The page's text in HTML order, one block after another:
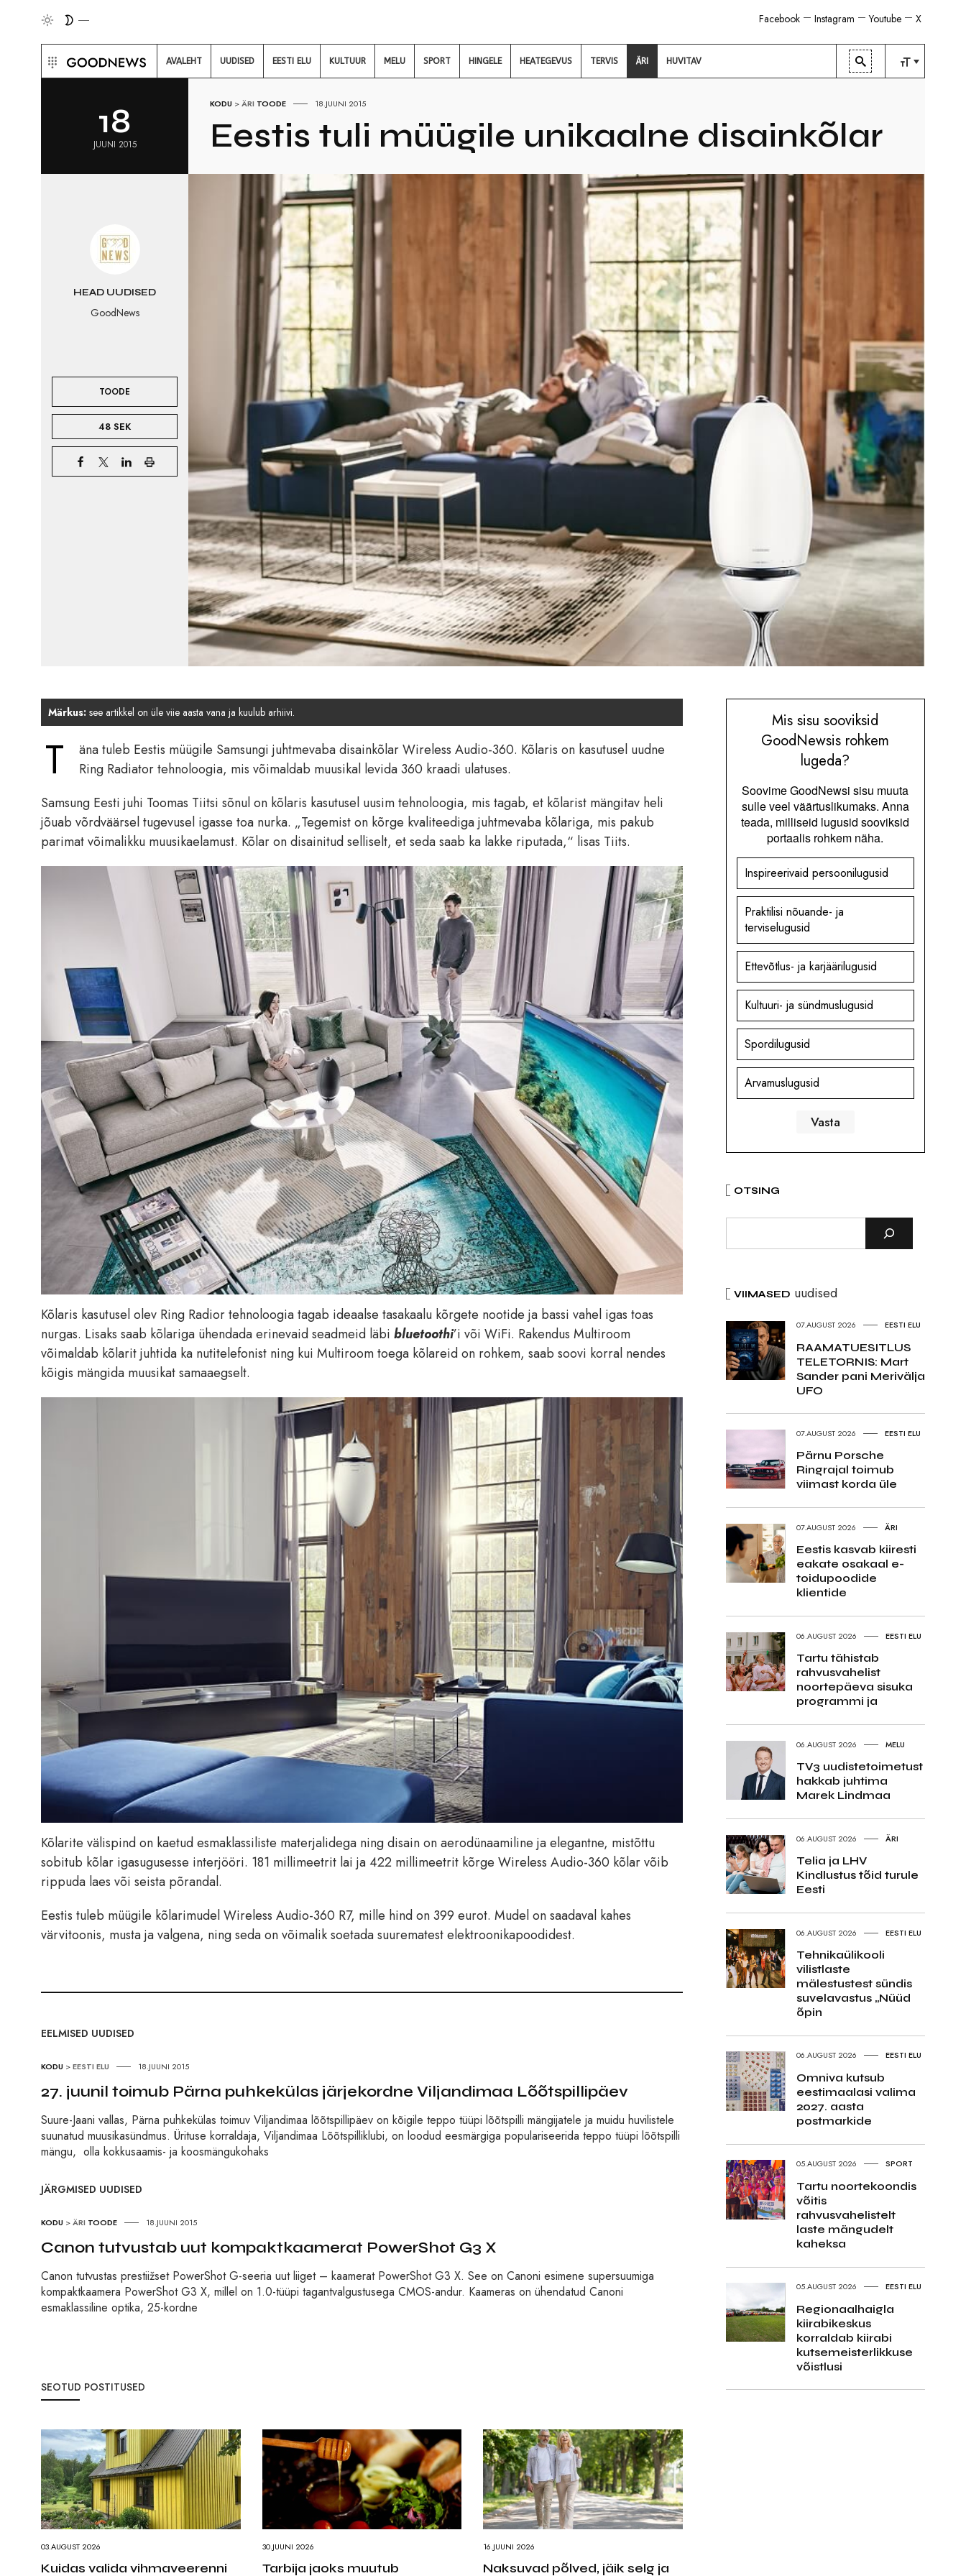
X
Youtube
Instagram
Facebook
AVALEHT UUDISED EESTI ELU KULTUUR MELU SPORT HINGELE HEATEGEVUS TERVIS ÄRI HUVITAV
18
JUUNI 2015
KODU >ÄRI TOODE 18.JUUNI 2015
Eestis tuli müügile unikaalne disainkõlar
HEAD UUDISED
GoodNews
TOODE
48 SEK
Märkus: see artikkel on üle viie aasta vana ja kuulub arhiivi.
T
äna tuleb Eestis müügile Samsungi juhtmevaba disainkõlar Wireless Audio-360. Kõlaris on kasutusel uudne
Ring Radiator tehnoloogia, mis võimaldab muusikal levida 360 kraadi ulatuses.
Samsung Eesti juhi Toomas Tiitsi sõnul on kõlaris kasutusel uusim tehnoloogia, mis tagab, et kõlarist mängitav heli
jõuab võrdväärsel tugevusel igasse toa nurka. „Tegemist on kõrge kvaliteediga juhtmevaba kõlariga, mis pakub
parimat võimalikku muusikaelamust. Kõlar on disainitud selliselt, et seda saab ka lakke riputada,“ lisas Tiits.
Kõlaris kasutusel olev Ring Radior tehnoloogia tagab ideaalse tasakaalu kõrgete nootide ja bassi vahel igas toas
nurgas. Lisaks saab kõlariga ühendada erinevaid seadmeid läbi bluetoothi’i või WiFi. Rakendus Multiroom
võimaldab kõlarit juhtida ka nutitelefonist ning kui Multiroom toega kõlareid on rohkem, saab soovi korral nendes
kõigis mängida muusikat samaaegselt.
Kõlarite välispind on kaetud esmaklassiliste materjalidega ning disain on aerodünaamiline ja elegantne, mistõttu
sobitub kõlar igasugusesse interjööri. 181 millimeetrit lai ja 422 millimeetrit kõrge Wireless Audio-360 kõlar võib
rippuda laes või seista põrandal.
Eestis tuleb müügile kõlarimudel Wireless Audio-360 R7, mille hind on 399 eurot. Mudel on saadaval kahes
värvitoonis, musta ja valgena, ning seda on võimalik soetada suurematest elektroonikapoodidest.
EELMISED UUDISED
KODU >EESTI ELU 18.JUUNI 2015
27. juunil toimub Pärna puhkekülas järjekordne Viljandimaa Lõõtspillipäev
Suure-Jaani vallas, Pärna puhkekülas toimuv Viljandimaa lõõtspillipäev on kõigile teppo tüüpi lõõtspilli mängijatele ja muidu huvilistele
suunatud muusikasündmus. Ürituse korraldaja, Viljandimaa Lõõtspilliklubi, on loodud eesmärgiga populariseerida teppo tüüpi lõõtspilli
mängu, olla kokkusaamis- ja koosmängukohaks
JÄRGMISED UUDISED
KODU >ÄRI TOODE 18.JUUNI 2015
Canon tutvustab uut kompaktkaamerat PowerShot G3 X
Canon tutvustas prestiižset PowerShot G-seeria uut liiget – kaamerat PowerShot G3 X. See on Canoni esimene supersuumiga
kompaktkaamera PowerShot G3 X, millel on 1.0-tüüpi tagantvalgustusega CMOS-andur. Kaameras on ühendatud Canoni
esmaklassiline optika, 25-kordne
SEOTUD POSTITUSED
03.AUGUST 2026
Kuidas valida vihmaveerenni
30.JUUNI 2026
Tarbija jaoks muutub
16.JUUNI 2026
Naksuvad põlved, jäik selg ja
Mis sisu sooviksid
GoodNewsis rohkem
lugeda?
Soovime GoodNewsi sisu muuta
sulle veel väärtuslikumaks. Anna
teada, milliseid lugusid sooviksid
portaalis rohkem näha.
Inspireerivaid persoonilugusid
Praktilisi nõuande- ja
terviselugusid
Ettevõtlus- ja karjäärilugusid
Kultuuri- ja sündmuslugusid
Spordilugusid
Arvamuslugusid
OTSING
VIIMASED uudised
07.AUGUST 2026 EESTI ELU
RAAMATUESITLUS
TELETORNIS: Mart
Sander pani Merivälja
UFO
07.AUGUST 2026 EESTI ELU
Pärnu Porsche
Ringrajal toimub
viimast korda üle
07.AUGUST 2026 ÄRI
Eestis kasvab kiiresti
eakate osakaal e-
toidupoodide
klientide
06.AUGUST 2026 EESTI ELU
Tartu tähistab
rahvusvahelist
noortepäeva sisuka
programmi ja
06.AUGUST 2026 MELU
TV3 uudistetoimetust
hakkab juhtima
Marek Lindmaa
06.AUGUST 2026 ÄRI
Telia ja LHV
Kindlustus tõid turule
Eesti
06.AUGUST 2026 EESTI ELU
Tehnikaülikooli
vilistlaste
mälestustest sündis
suvelavastus „Nüüd
õpin
06.AUGUST 2026 EESTI ELU
Omniva kutsub
eestimaalasi valima
2027. aasta
postmarkide
05.AUGUST 2026 SPORT
Tartu noortekoondis
võitis
rahvusvahelistelt
laste mängudelt
kaheksa
05.AUGUST 2026 EESTI ELU
Regionaalhaigla
kiirabikeskus
korraldab kiirabi
kutsemeisterlikkuse
võistlusi